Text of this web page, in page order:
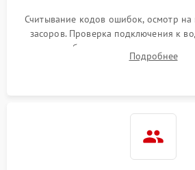
Считывание кодов ошибок, осмотр на
засоров. Проверка подключения к
жалоб на отсутствие слива,
разбрызгивателей илиПодробнее